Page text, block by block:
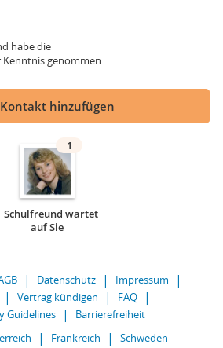
habe die
Kenntnis genommen.
hinzufügen
1
Schulfreund wartet
auf Sie
Datenschutz
Impressum
Vertrag kündigen
FAQ
Guidelines
Barrierefreiheit
Frankreich Schweden